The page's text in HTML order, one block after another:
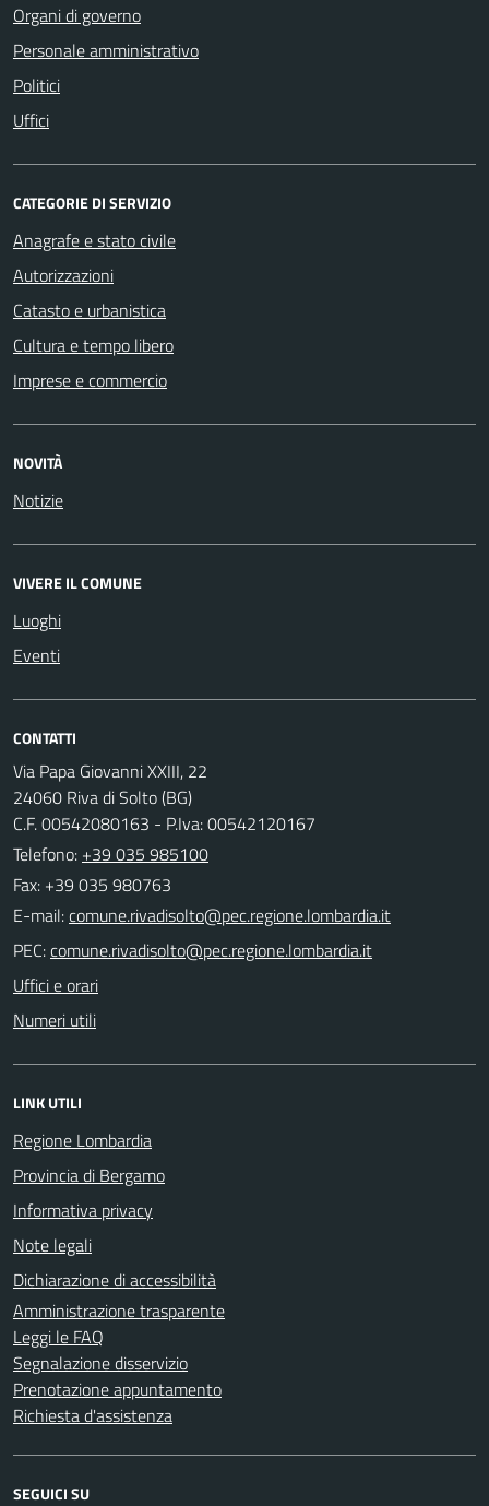
Organi di governo
Personale amministrativo
Politici
Uffici
CATEGORIE DI SERVIZIO
Anagrafe e stato civile
Autorizzazioni
Catasto e urbanistica
Cultura e tempo libero
Imprese e commercio
NOVITÀ
Notizie
VIVERE IL COMUNE
Luoghi
Eventi
CONTATTI
Via Papa Giovanni XXIII, 22
24060 Riva di Solto (BG)
C.F. 00542080163 - P.Iva: 00542120167
Telefono: +39 035 985100
Fax: +39 035 980763
E-mail:
PEC:
Uffici e orari
Numeri utili
LINK UTILI
Regione Lombardia
Provincia di Bergamo
Informativa privacy
Note legali
Dichiarazione di accessibilità
Amministrazione trasparente
Leggi le FAQ
Segnalazione disservizio
Prenotazione appuntamento
Richiesta d'assistenza
SEGUICI SU